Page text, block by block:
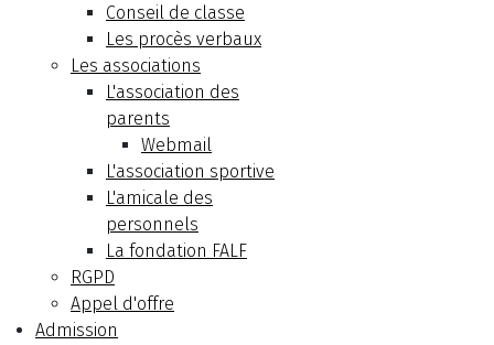
Conseil de classe
Les procès verbaux
Les associations
L'association des
parents
Webmail
L'association sportive
L'amicale des
personnels
La fondation FALF
RGPD
Appel d'offre
Admission